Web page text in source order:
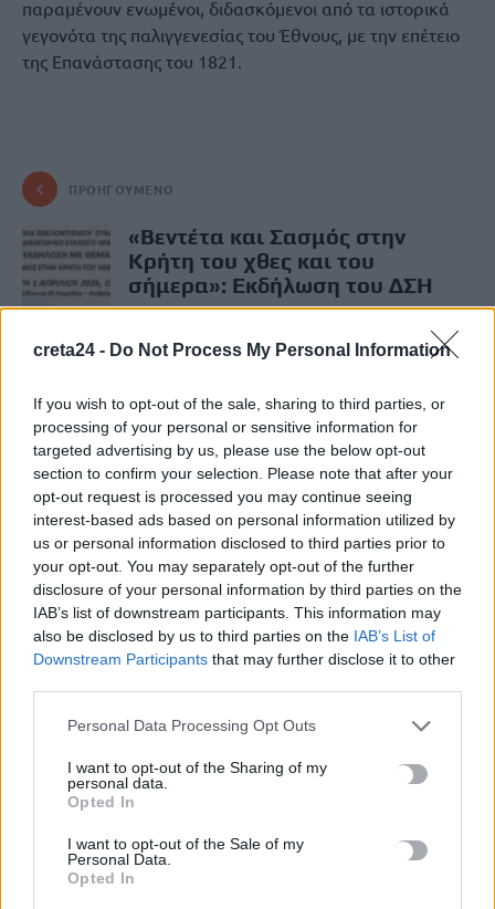
creta24 - Do Not Process My Personal Information
If you wish to opt-out of the sale, sharing to third parties, or
processing of your personal or sensitive information for
targeted advertising by us, please use the below opt-out
section to confirm your selection. Please note that after your
opt-out request is processed you may continue seeing
interest-based ads based on personal information utilized by
us or personal information disclosed to third parties prior to
your opt-out. You may separately opt-out of the further
disclosure of your personal information by third parties on the
IAB’s list of downstream participants. This information may
also be disclosed by us to third parties on the IAB’s List of
Downstream Participants that may further disclose it to other
Personal Data Processing Opt Outs
I want to opt-out of the Sharing of my
personal data.
Opted In
I want to opt-out of the Sale of my
Personal Data.
Opted In
παραμένουν ενωμένοι, διδασκόμενοι από τα ιστορικά
γεγονότα της παλιγγενεσίας του Έθνους, με την επέτειο
της Επανάστασης του 1821.
ΠΡΟΗΓΟΎΜΕΝΟ
«Βεντέτα και Σασμός στην
Κρήτη του χθες και του
σήμερα»: Εκδήλωση του ΔΣΗ
Ένταξη του Κέντρου Ημέρας
Παιδιών και Εφήβων Ιεράπετρας
στο «Κρήτη 2021-2027» με
υπογραφή Αρναουτάκη
27 Μαρτίου, 2026
Μην χάνεις είδηση. Βάλε τοCRETA24στην
Google
ΠΡΟΣΘΕΣΕ ΤΟCRETA24 ΣΤΗΝ GOOGLE
Αυγενάκης: Να επανεξεταστεί ουσιαστικά το νέο Ειδικό
Χωροταξικό για τη Βιομηχανία και την Εφοδιαστική Αλυσίδα
με ειδική μέριμνα για την Κρήτη
10 Αυγούστου, 2026